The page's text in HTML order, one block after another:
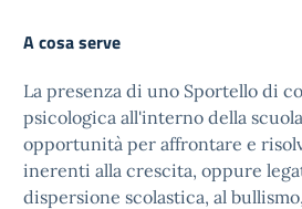
A cosa serve
La presenza di uno Sportello di
psicologica all'interno della
opportunità per affrontare e
inerenti alla crescita, oppure
dispersione scolastica, al